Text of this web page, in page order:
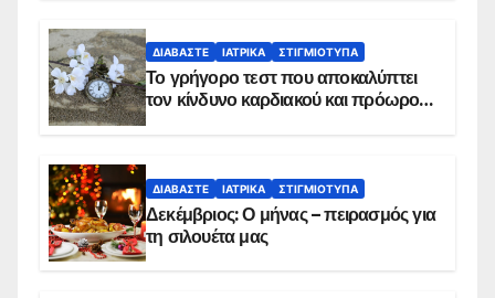
ΔΙΑΒΆΣΤΕ ΙΑΤΡΙΚΆ ΣΤΙΓΜΙΌΤΥΠΑ
Το γρήγορο τεστ που αποκαλύπτει
τον κίνδυνο καρδιακού και πρόωρου
ΔΙΑΒΆΣΤΕ ΙΑΤΡΙΚΆ ΣΤΙΓΜΙΌΤΥΠΑ
Δεκέμβριος: Ο μήνας – πειρασμός για
τη σιλουέτα μας